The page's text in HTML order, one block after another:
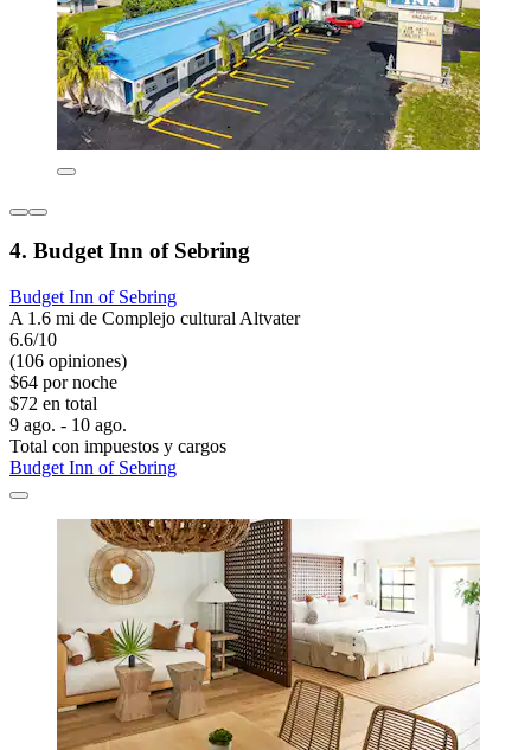
4. Budget Inn of Sebring
Budget Inn of Sebring
A 1.6 mi de Complejo cultural Altvater
6.6/10
(106 opiniones)
$64 por noche
$72 en total
9 ago. - 10 ago.
Total con impuestos y cargos
Budget Inn of Sebring